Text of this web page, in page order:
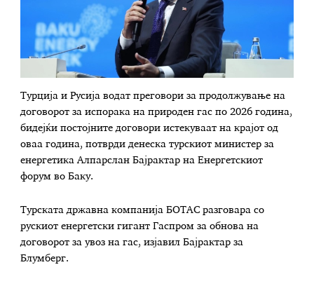
Турција и Русија водат преговори за продолжување на
договорот за испорака на природен гас по 2026 година,
бидејќи постојните договори истекуваат на крајот од
оваа година, потврди денеска турскиот министер за
енергетика Алпарслан Бајрактар на Енергетскиот
форум во Баку.
Турската државна компанија БОТАС разговара со
рускиот енергетски гигант Гаспром за обнова на
договорот за увоз на гас, изјавил Бајрактар за
Блумберг.